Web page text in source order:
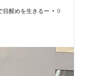
目醒めを生きるー • 9